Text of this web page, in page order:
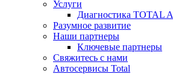
Услуги
Диагностика TOTAL
Разумное развитие
Наши партнеры
Ключевые партнеры
Свяжитесь с нами
Автосервисы Total